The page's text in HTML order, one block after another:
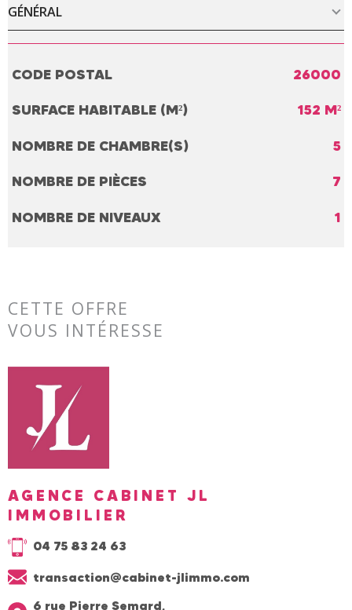
GÉNÉRAL
Caractérisque Valeurs
CODE POSTAL
26000
SURFACE HABITABLE (M²)
152 M²
NOMBRE DE CHAMBRE(S)
5
NOMBRE DE PIÈCES
7
NOMBRE DE NIVEAUX
1
CETTE OFFRE
VOUS INTÉRESSE
AGENCE CABINET JL
IMMOBILIER
04 75 83 24 63
transaction@cabinet-jlimmo.com
6 rue Pierre Semard,